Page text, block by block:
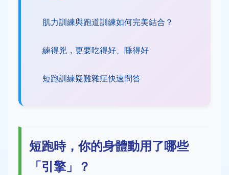
肌力訓練與跑道訓練如何完美結合？
練得兇，更要吃得好、睡得好
短跑訓練疑難雜症快速問答
短跑時，你的身體動用了哪些
「引擎」？